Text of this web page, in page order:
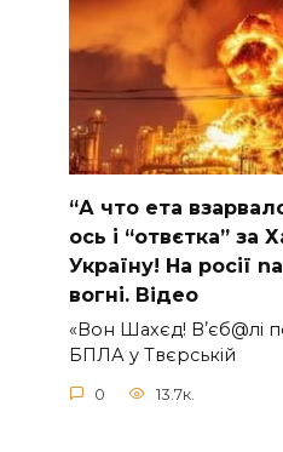
“А что ета
ось і “отвєтка” за
Україну! На pосії
вoгні. Вiдео
«Вон Шахєд! Вʼєб@лі
БПЛА у Твєрській
0 13.7к.